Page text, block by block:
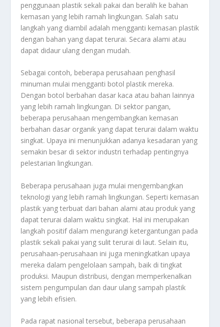
penggunaan plastik sekali pakai dan beralih ke bahan
kemasan yang lebih ramah lingkungan. Salah satu
langkah yang diambil adalah mengganti kemasan plastik
dengan bahan yang dapat terurai. Secara alami atau
dapat didaur ulang dengan mudah.
Sebagai contoh, beberapa perusahaan penghasil
minuman mulai mengganti botol plastik mereka.
Dengan botol berbahan dasar kaca atau bahan lainnya
yang lebih ramah lingkungan. Di sektor pangan,
beberapa perusahaan mengembangkan kemasan
berbahan dasar organik yang dapat terurai dalam waktu
singkat. Upaya ini menunjukkan adanya kesadaran yang
semakin besar di sektor industri terhadap pentingnya
pelestarian lingkungan.
Beberapa perusahaan juga mulai mengembangkan
teknologi yang lebih ramah lingkungan. Seperti kemasan
plastik yang terbuat dari bahan alami atau produk yang
dapat terurai dalam waktu singkat. Hal ini merupakan
langkah positif dalam mengurangi ketergantungan pada
plastik sekali pakai yang sulit terurai di laut. Selain itu,
perusahaan-perusahaan ini juga meningkatkan upaya
mereka dalam pengelolaan sampah, baik di tingkat
produksi. Maupun distribusi, dengan memperkenalkan
sistem pengumpulan dan daur ulang sampah plastik
yang lebih efisien.
Pada rapat nasional tersebut, beberapa perusahaan